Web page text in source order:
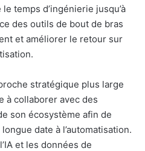
temps d’ingénierie jusqu’à
des outils de bout de bras
et améliorer le retour sur
stratégique plus large
à collaborer avec des
son écosystème afin de
date à l’automatisation.
et les données de